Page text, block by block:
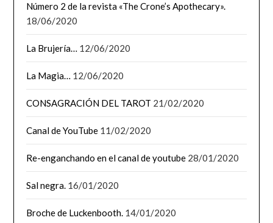
Número 2 de la revista «The Crone’s Apothecary».
18/06/2020
La Brujería… 12/06/2020
La Magia… 12/06/2020
CONSAGRACIÓN DEL TAROT 21/02/2020
Canal de YouTube 11/02/2020
Re-enganchando en el canal de youtube 28/01/2020
Sal negra. 16/01/2020
Broche de Luckenbooth. 14/01/2020